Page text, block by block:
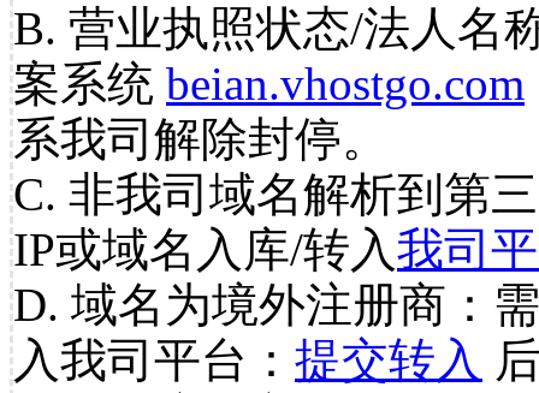
B. 营业执照状态/法人名
案系统 beian.vhostgo.com
系我司解除封停。
C. 非我司域名解析到第
IP或域名入库/转入我司
D. 域名为境外注册商：
入我司平台： 提交转入